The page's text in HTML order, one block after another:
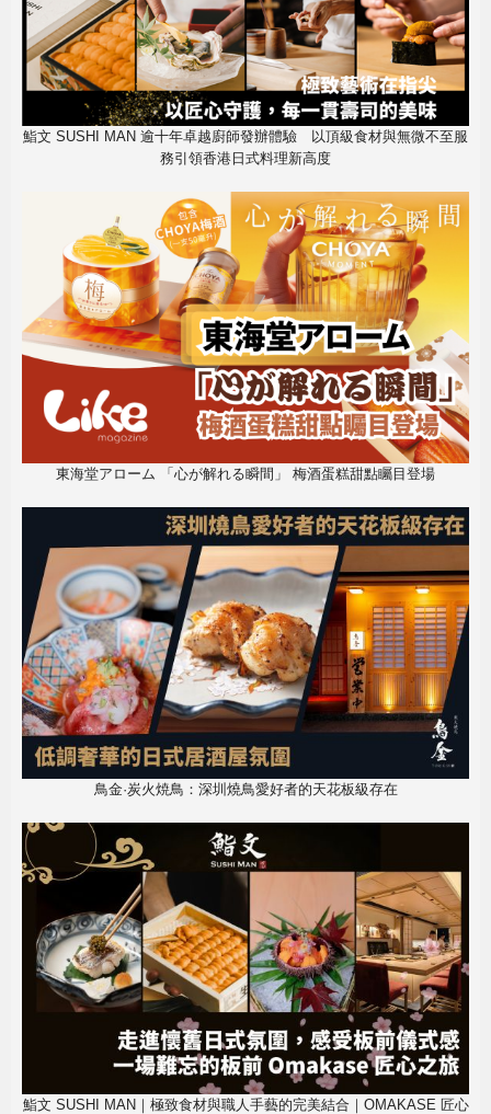
鮨文 SUSHI MAN 逾十年卓越廚師發辦體驗 以頂級食材與無微不至服
務引領香港日式料理新高度
東海堂アローム 「心が解れる瞬間」 梅酒蛋糕甜點矚目登場
鳥金·炭火焼鳥：深圳燒鳥愛好者的天花板級存在
鮨文 SUSHI MAN｜極致食材與職人手藝的完美結合｜OMAKASE 匠心